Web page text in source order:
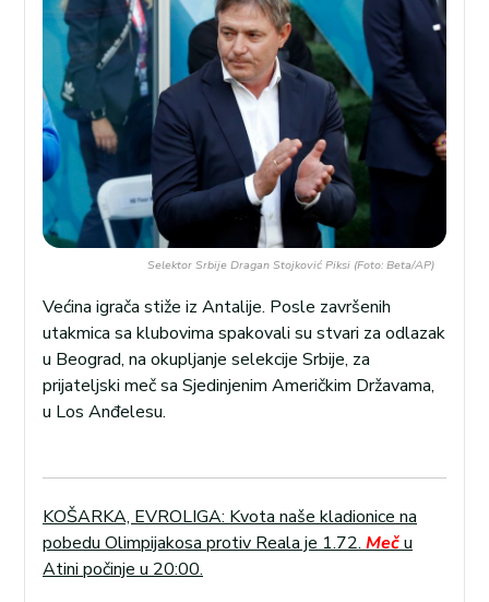
Selektor Srbije Dragan Stojković Piksi (Foto: Beta/AP)
Većina igrača stiže iz Antalije. Posle završenih
utakmica sa klubovima spakovali su stvari za odlazak
u Beograd, na okupljanje selekcije Srbije, za
prijateljski meč sa Sjedinjenim Američkim Državama,
u Los Anđelesu.
KOŠARKA, EVROLIGA: Kvota naše kladionice na
pobedu Olimpijakosa protiv Reala je 1.72. Meču
Atini počinje u 20:00.